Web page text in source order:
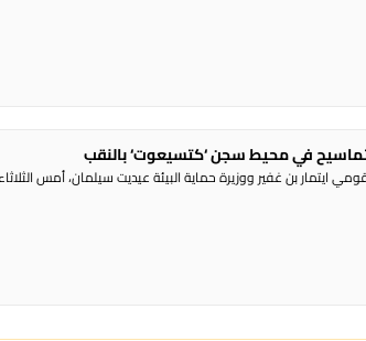
في محيط سجن ‘كتسيعوت‘ بالنقب
ايتمار بن غفير ووزيرة حماية البيئة عيديت سيلمان، أمس